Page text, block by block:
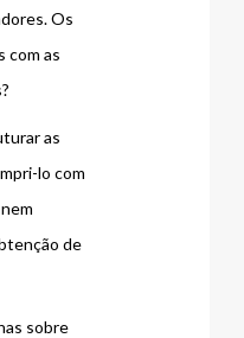
Os
com as
as
lo com
de
sobre